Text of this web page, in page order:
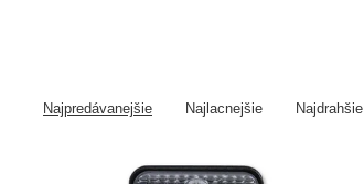
Najpredávanejšie Najlacnejšie Najdrahšie